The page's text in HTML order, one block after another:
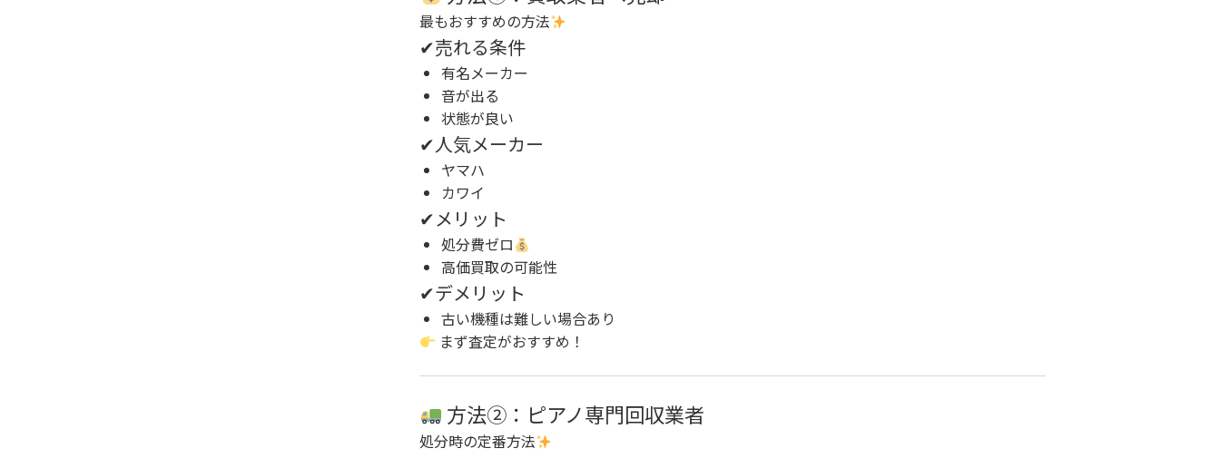
最もおすすめの方法
✔売れる条件
有名メーカー
音が出る
状態が良い
✔人気メーカー
ヤマハ
カワイ
✔メリット
処分費ゼロ
高価買取の可能性
✔デメリット
古い機種は難しい場合あり
まず査定がおすすめ！
方法②：ピアノ専門回収業者
処分時の定番方法